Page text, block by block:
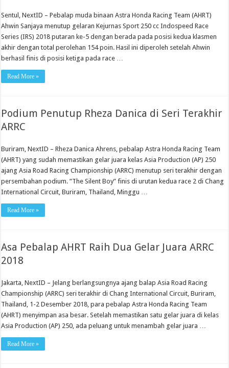
Sentul, NextID – Pebalap muda binaan Astra Honda Racing Team (AHRT)
Ahwin Sanjaya menutup gelaran Kejurnas Sport 250 cc Indospeed Race
Series (IRS) 2018 putaran ke-5 dengan berada pada posisi kedua klasmen
akhir dengan total perolehan 154 poin. Hasil ini diperoleh setelah Ahwin
berhasil finis di posisi ketiga pada race …
Read More »
Podium Penutup Rheza Danica di Seri Terakhir
ARRC
Buriram, NextID – Rheza Danica Ahrens, pebalap Astra Honda Racing Team
(AHRT) yang sudah memastikan gelar juara kelas Asia Production (AP) 250
ajang Asia Road Racing Championship (ARRC) menutup seri terakhir dengan
persembahan podium. ”The Silent Boy” finis di urutan kedua race 2 di Chang
International Circuit, Buriram, Thailand, Minggu …
Read More »
Asa Pebalap AHRT Raih Dua Gelar Juara ARRC
2018
Jakarta, NextID – Jelang berlangsungnya ajang balap Asia Road Racing
Championship (ARRC) seri terakhir di Chang International Circuit, Buriram,
Thailand, 1-2 Desember 2018, para pebalap Astra Honda Racing Team
(AHRT) menyimpan asa besar. Setelah memastikan satu gelar juara di kelas
Asia Production (AP) 250, ada peluang untuk menambah gelar juara …
Read More »